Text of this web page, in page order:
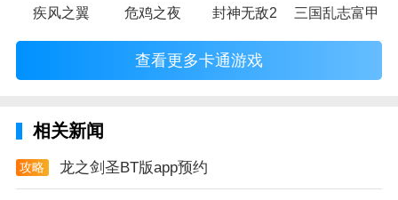
疾风之翼 危鸡之夜 封神无敌2 三国乱志富甲天
查看更多卡通游戏
相关新闻
攻略 龙之剑圣BT版app预约